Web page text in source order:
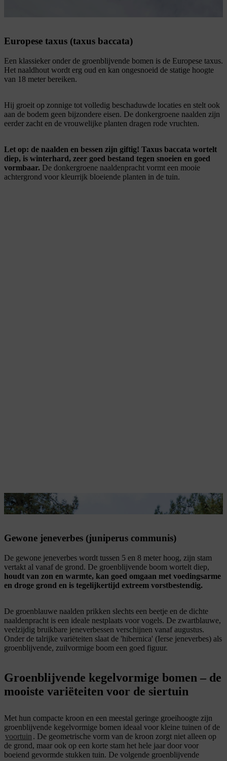
Europese taxus (taxus baccata)
Een klassieker onder de groenblijvende bomen is de Europese taxus.
Het naaldhout wordt erg oud en kan ongesnoeid de statige hoogte
van 18 meter bereiken.
Hij groeit op zonnige tot volledig beschaduwde locaties en stelt ook
aan de bodem geen bijzondere eisen. De donkergroene naalden zijn
eerder zacht en de vrouwelijke planten dragen rode vruchten.
Let op: de naalden en bessen zijn giftig! Taxus baccata wortelt
diep, is winterhard, zeer goed bestand tegen snoeien en goed
vormbaar. De donkergroene naaldenpracht vormt een mooie
achtergrond voor kleurrijk bloeiende planten in de tuin.
De gewone jeneverbes heeft veel zon nodig.
Gewone jeneverbes (juniperus communis)
De gewone jeneverbes wordt tussen 5 en 8 meter hoog, zijn stam
vertakt al vanaf de grond. De groenblijvende boom wortelt diep,
houdt van zon en warmte, kan goed omgaan met voedingsarme
en droge grond en is tegelijkertijd extreem vorstbestendig.
De groenblauwe naalden prikken slechts een beetje en de dichte
naaldenpracht is een ideale nestplaats voor vogels. De zwartblauwe,
veelzijdig bruikbare jeneverbessen verschijnen vanaf augustus.
Onder de talrijke variëteiten slaat de 'hibernica' (Ierse jeneverbes) als
groenblijvende, zuilvormige boom een goed figuur.
Groenblijvende kegelvormige bomen – de
mooiste variëteiten voor de siertuin
Met hun compacte kroon en een meestal geringe groeihoogte zijn
groenblijvende kegelvormige bomen ideaal voor kleine tuinen of de
voortuin . De geometrische vorm van de kroon zorgt niet alleen op
de grond, maar ook op een korte stam het hele jaar door voor
boeiend gevormde stukken tuin. De volgende groenblijvende